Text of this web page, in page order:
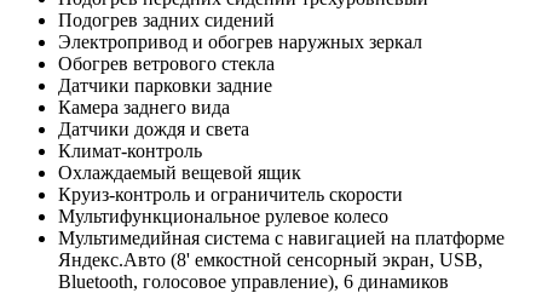
Подогрев задних сидений
Электропривод и обогрев наружных зеркал
Обогрев ветрового стекла
Датчики парковки задние
Камера заднего вида
Датчики дождя и света
Климат-контроль
Охлаждаемый вещевой ящик
Круиз-контроль и ограничитель скорости
Мультифункциональное рулевое колесо
Мультимедийная система с навигацией на платформе
Яндекс.Авто (8' емкостной сенсорный экран, USB,
Bluetooth, голосовое управление), 6 динамиков